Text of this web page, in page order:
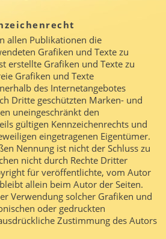
allen Publikationen die
Grafiken und Texte zu
erstellte Grafiken und Texte zu
Grafiken und Texte
des Internetangebotes
Dritte geschützten Marken- und
uneingeschränkt den
gültigen Kennzeichenrechts und
eingetragenen Eigentümer.
Nennung ist nicht der Schluss zu
nicht durch Rechte Dritter
für veröffentlichte, vom Autor
allein beim Autor der Seiten.
Verwendung solcher Grafiken und
oder gedruckten
Zustimmung des Autors